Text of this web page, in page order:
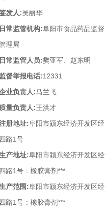
发人:吴丽华
日常监管机构:阜阳市食品药品监督
理局
日常监管人员:樊亚军、赵东明
监督举报电话:12331
业负责人:马兰飞
质量负责人:王洪才
册地址:阜阳市颍东经济开发区经
四路1号
产地址:阜阳市颍东经济开发区经
四路1号：橡胶膏剂***
产范围:阜阳市颍东经济开发区经
四路1号：橡胶膏剂***